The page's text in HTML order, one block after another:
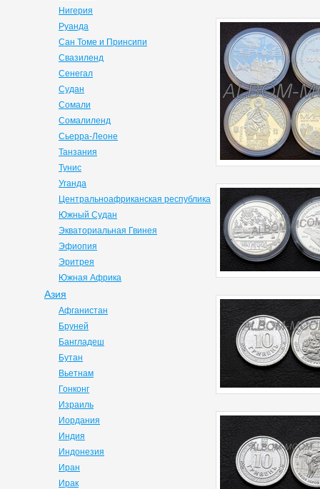
Нигерия
Руанда
Сан Томе и Принсипи
Свазиленд
Сенегал
Судан
Сомали
Сомалиленд
Сьерра-Леоне
Танзания
Тунис
Уганда
Центральноафриканская республика
Южный Судан
Экваториальная Гвинея
Эфиопия
Эритрея
Южная Африка
Азия
Афганистан
Бруней
Бангладеш
Бутан
Вьетнам
Гонконг
Израиль
Иордания
Индия
Индонезия
Иран
Ирак